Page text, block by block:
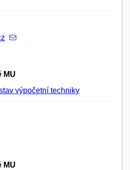
MU
výpočetní techniky
MU